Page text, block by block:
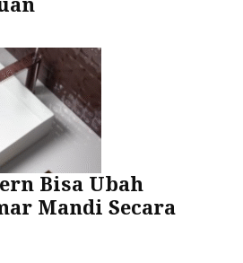
Bisa Ubah
Mandi Secara